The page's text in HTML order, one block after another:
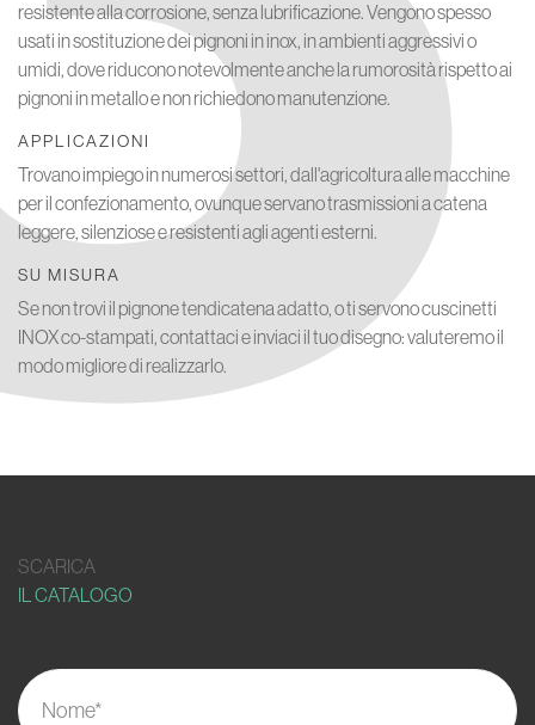
resistente alla corrosione, senza lubrificazione. Vengono spesso
usati in sostituzione dei pignoni in inox, in ambienti aggressivi o
umidi, dove riducono notevolmente anche la rumorosità rispetto ai
pignoni in metallo e non richiedono manutenzione.
APPLICAZIONI
Trovano impiego in numerosi settori, dall'agricoltura alle macchine
per il confezionamento, ovunque servano trasmissioni a catena
leggere, silenziose e resistenti agli agenti esterni.
SU MISURA
Se non trovi il pignone tendicatena adatto, o ti servono cuscinetti
INOX co-stampati, contattaci e inviaci il tuo disegno: valuteremo il
modo migliore di realizzarlo.
SCARICA
IL CATALOGO
Nome*